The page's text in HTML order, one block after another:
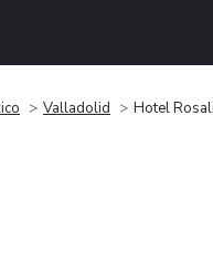
Valladolid Hotel